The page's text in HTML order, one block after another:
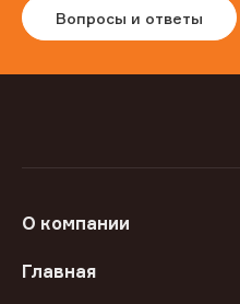
Вопросы и ответы
О компании
Главная